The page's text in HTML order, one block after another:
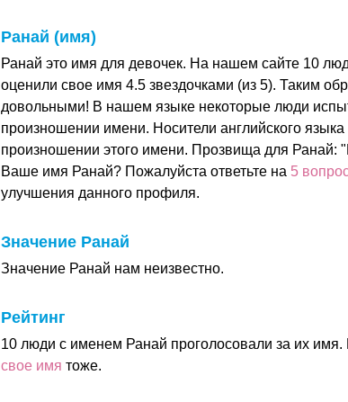
Ранай (имя)
Ранай это имя для девочек. На нашем сайте 10
оценили свое имя 4.5 звездочками (из 5). Таким
довольными! В нашем языке некоторые люди
произношении имени. Носители английского языка
произношении этого имени. Прозвища для Ранай:
Ваше имя Ранай? Пожалуйста ответьте на 5
улучшения данного профиля.
Значение Ранай
Значение Ранай нам неизвестно.
Рейтинг
10 люди с именем Ранай проголосовали за их имя.
свое имя тоже.